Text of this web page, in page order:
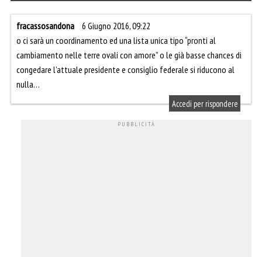
fracassosandona
6 Giugno 2016, 09:22
o ci sarà un coordinamento ed una lista unica tipo “pronti al
cambiamento nelle terre ovali con amore” o le già basse chances di
congedare l’attuale presidente e consiglio federale si riducono al
nulla…
Accedi per rispondere